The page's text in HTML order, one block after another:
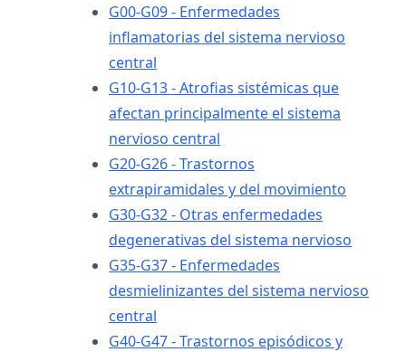
G00-G09 - Enfermedades
inflamatorias del sistema nervioso
central
G10-G13 - Atrofias sistémicas que
afectan principalmente el sistema
nervioso central
G20-G26 - Trastornos
extrapiramidales y del movimiento
G30-G32 - Otras enfermedades
degenerativas del sistema nervioso
G35-G37 - Enfermedades
desmielinizantes del sistema nervioso
central
G40-G47 - Trastornos episódicos y